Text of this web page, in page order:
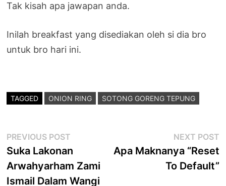
Tak kisah apa jawapan anda.
Inilah breakfast yang disediakan oleh si dia bro
untuk bro hari ini.
TAGGED ONION RING SOTONG GORENG TEPUNG
Post
navigation
PREVIOUS POST
post:
Suka Lakonan
Arwahyarham Zami
Ismail Dalam Wangi
NEXT POST
Apa Maknanya “Reset
To Default”